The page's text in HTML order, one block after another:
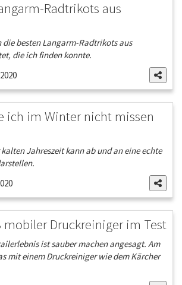
Radtrikots aus
die besten Langarm-Radtrikots aus
die ich finden konnte.
ich im Winter nicht missen
Jahreszeit kann ab und an eine echte
mobiler Druckreiniger im Test
ist sauber machen angesagt. Am
mit einem Druckreiniger wie dem Kärcher